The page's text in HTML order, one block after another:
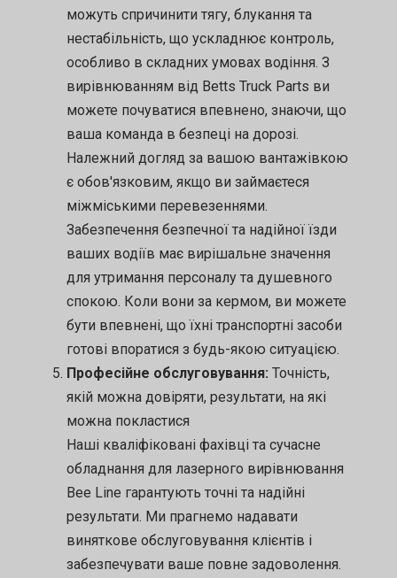
можуть спричинити тягу, блукання та
нестабільність, що ускладнює контроль,
особливо в складних умовах водіння. З
вирівнюванням від Betts Truck Parts ви
можете почуватися впевнено, знаючи, що
ваша команда в безпеці на дорозі.
Належний догляд за вашою вантажівкою
є обов'язковим, якщо ви займаєтеся
міжміськими перевезеннями.
Забезпечення безпечної та надійної їзди
ваших водіїв має вирішальне значення
для утримання персоналу та душевного
спокою. Коли вони за кермом, ви можете
бути впевнені, що їхні транспортні засоби
готові впоратися з будь-якою ситуацією.
Професійне обслуговування: Точність,
якій можна довіряти, результати, на які
можна покластися
Наші кваліфіковані фахівці та сучасне
обладнання для лазерного вирівнювання
Bee Line гарантують точні та надійні
результати. Ми прагнемо надавати
виняткове обслуговування клієнтів і
забезпечувати ваше повне задоволення.